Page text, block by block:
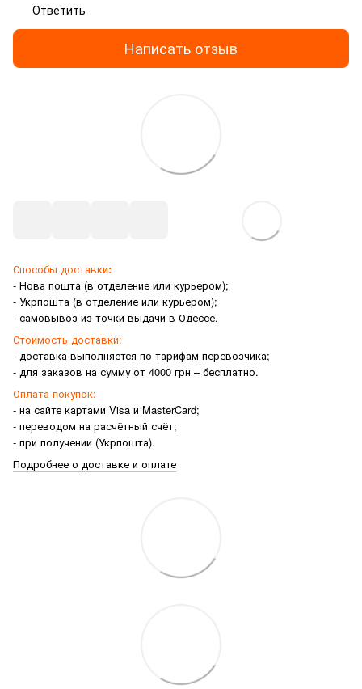
Ответить
Написать отзыв
Способы доставки:
- Нова пошта (в отделение или курьером);
- Укрпошта (в отделение или курьером);
- самовывоз из точки выдачи в Одессе.
Стоимость доставки:
- доставка выполняется по тарифам перевозчика;
- для заказов на сумму от 4000 грн – бесплатно.
Оплата покупок:
- на сайте картами Visa и MasterCard;
- переводом на расчётный счёт;
- при получении (Укрпошта).
Подробнее о доставке и оплате